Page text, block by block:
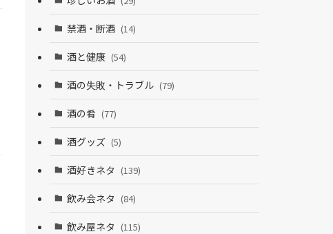
禁酒・断酒 (14)
酒と健康 (54)
酒の失敗・トラブル (79)
酒の肴 (77)
酒グッズ (5)
酒好きネタ (139)
飲み会ネタ (84)
飲み屋ネタ (115)